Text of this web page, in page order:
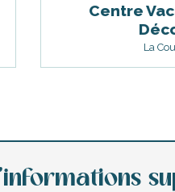
Centre
La